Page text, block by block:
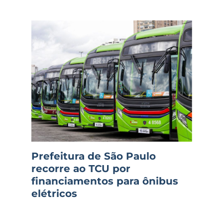
Prefeitura de São Paulo
recorre ao TCU por
financiamentos para ônibus
elétricos